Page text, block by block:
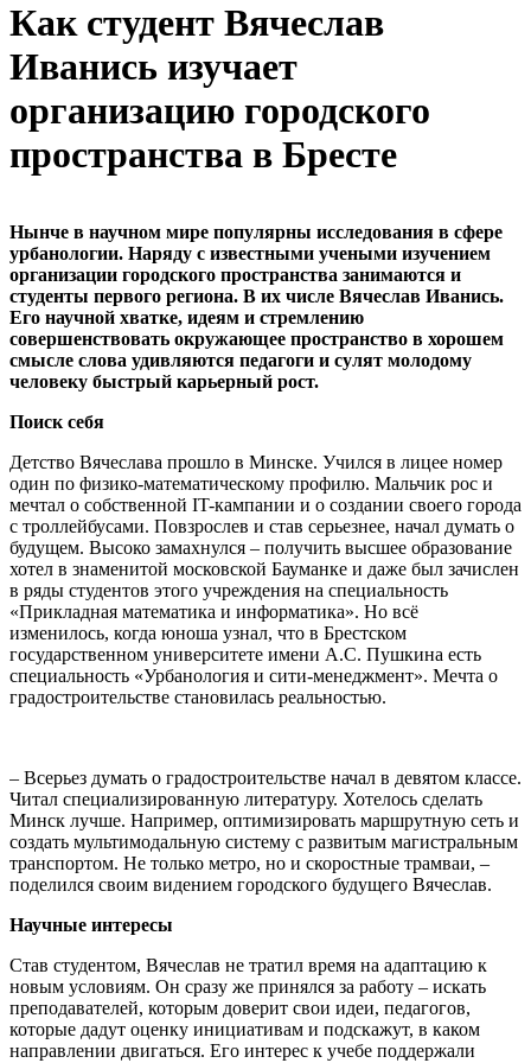
Как студент Вячеслав
Иванись изучает
организацию городского
пространства в Бресте
Нынче в научном мире популярны исследования в сфере
урбанологии. Наряду с известными учеными изучением
организации городского пространства занимаются и
студенты первого региона. В их числе Вячеслав Иванись.
Его научной хватке, идеям и стремлению
совершенствовать окружающее пространство в хорошем
смысле слова удивляются педагоги и сулят молодому
человеку быстрый карьерный рост.
Поиск себя
Детство Вячеслава прошло в Минске. Учился в лицее номер
один по физико-математическому профилю. Мальчик рос и
мечтал о собственной IT-кампании и о создании своего города
с троллейбусами. Повзрослев и став серьезнее, начал думать о
будущем. Высоко замахнулся – получить высшее образование
хотел в знаменитой московской Бауманке и даже был зачислен
в ряды студентов этого учреждения на специальность
«Прикладная математика и информатика». Но всё
изменилось, когда юноша узнал, что в Брестском
государственном университете имени А.С. Пушкина есть
специальность «Урбанология и сити-менеджмент». Мечта о
градостроительстве становилась реальностью.
– Всерьез думать о градостроительстве начал в девятом классе.
Читал специализированную литературу. Хотелось сделать
Минск лучше. Например, оптимизировать маршрутную сеть и
создать мультимодальную систему с развитым магистральным
транспортом. Не только метро, но и скоростные трамваи, –
поделился своим видением городского будущего Вячеслав.
Научные интересы
Став студентом, Вячеслав не тратил время на адаптацию к
новым условиям. Он сразу же принялся за работу – искать
преподавателей, которым доверит свои идеи, педагогов,
которые дадут оценку инициативам и подскажут, в каком
направлении двигаться. Его интерес к учебе поддержали